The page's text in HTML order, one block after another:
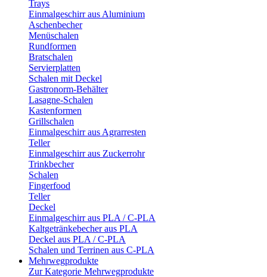
Trays
Einmalgeschirr aus Aluminium
Aschenbecher
Menüschalen
Rundformen
Bratschalen
Servierplatten
Schalen mit Deckel
Gastronorm-Behälter
Lasagne-Schalen
Kastenformen
Grillschalen
Einmalgeschirr aus Agrarresten
Teller
Einmalgeschirr aus Zuckerrohr
Trinkbecher
Schalen
Fingerfood
Teller
Deckel
Einmalgeschirr aus PLA / C-PLA
Kaltgetränkebecher aus PLA
Deckel aus PLA / C-PLA
Schalen und Terrinen aus C-PLA
Mehrwegprodukte
Zur Kategorie Mehrwegprodukte